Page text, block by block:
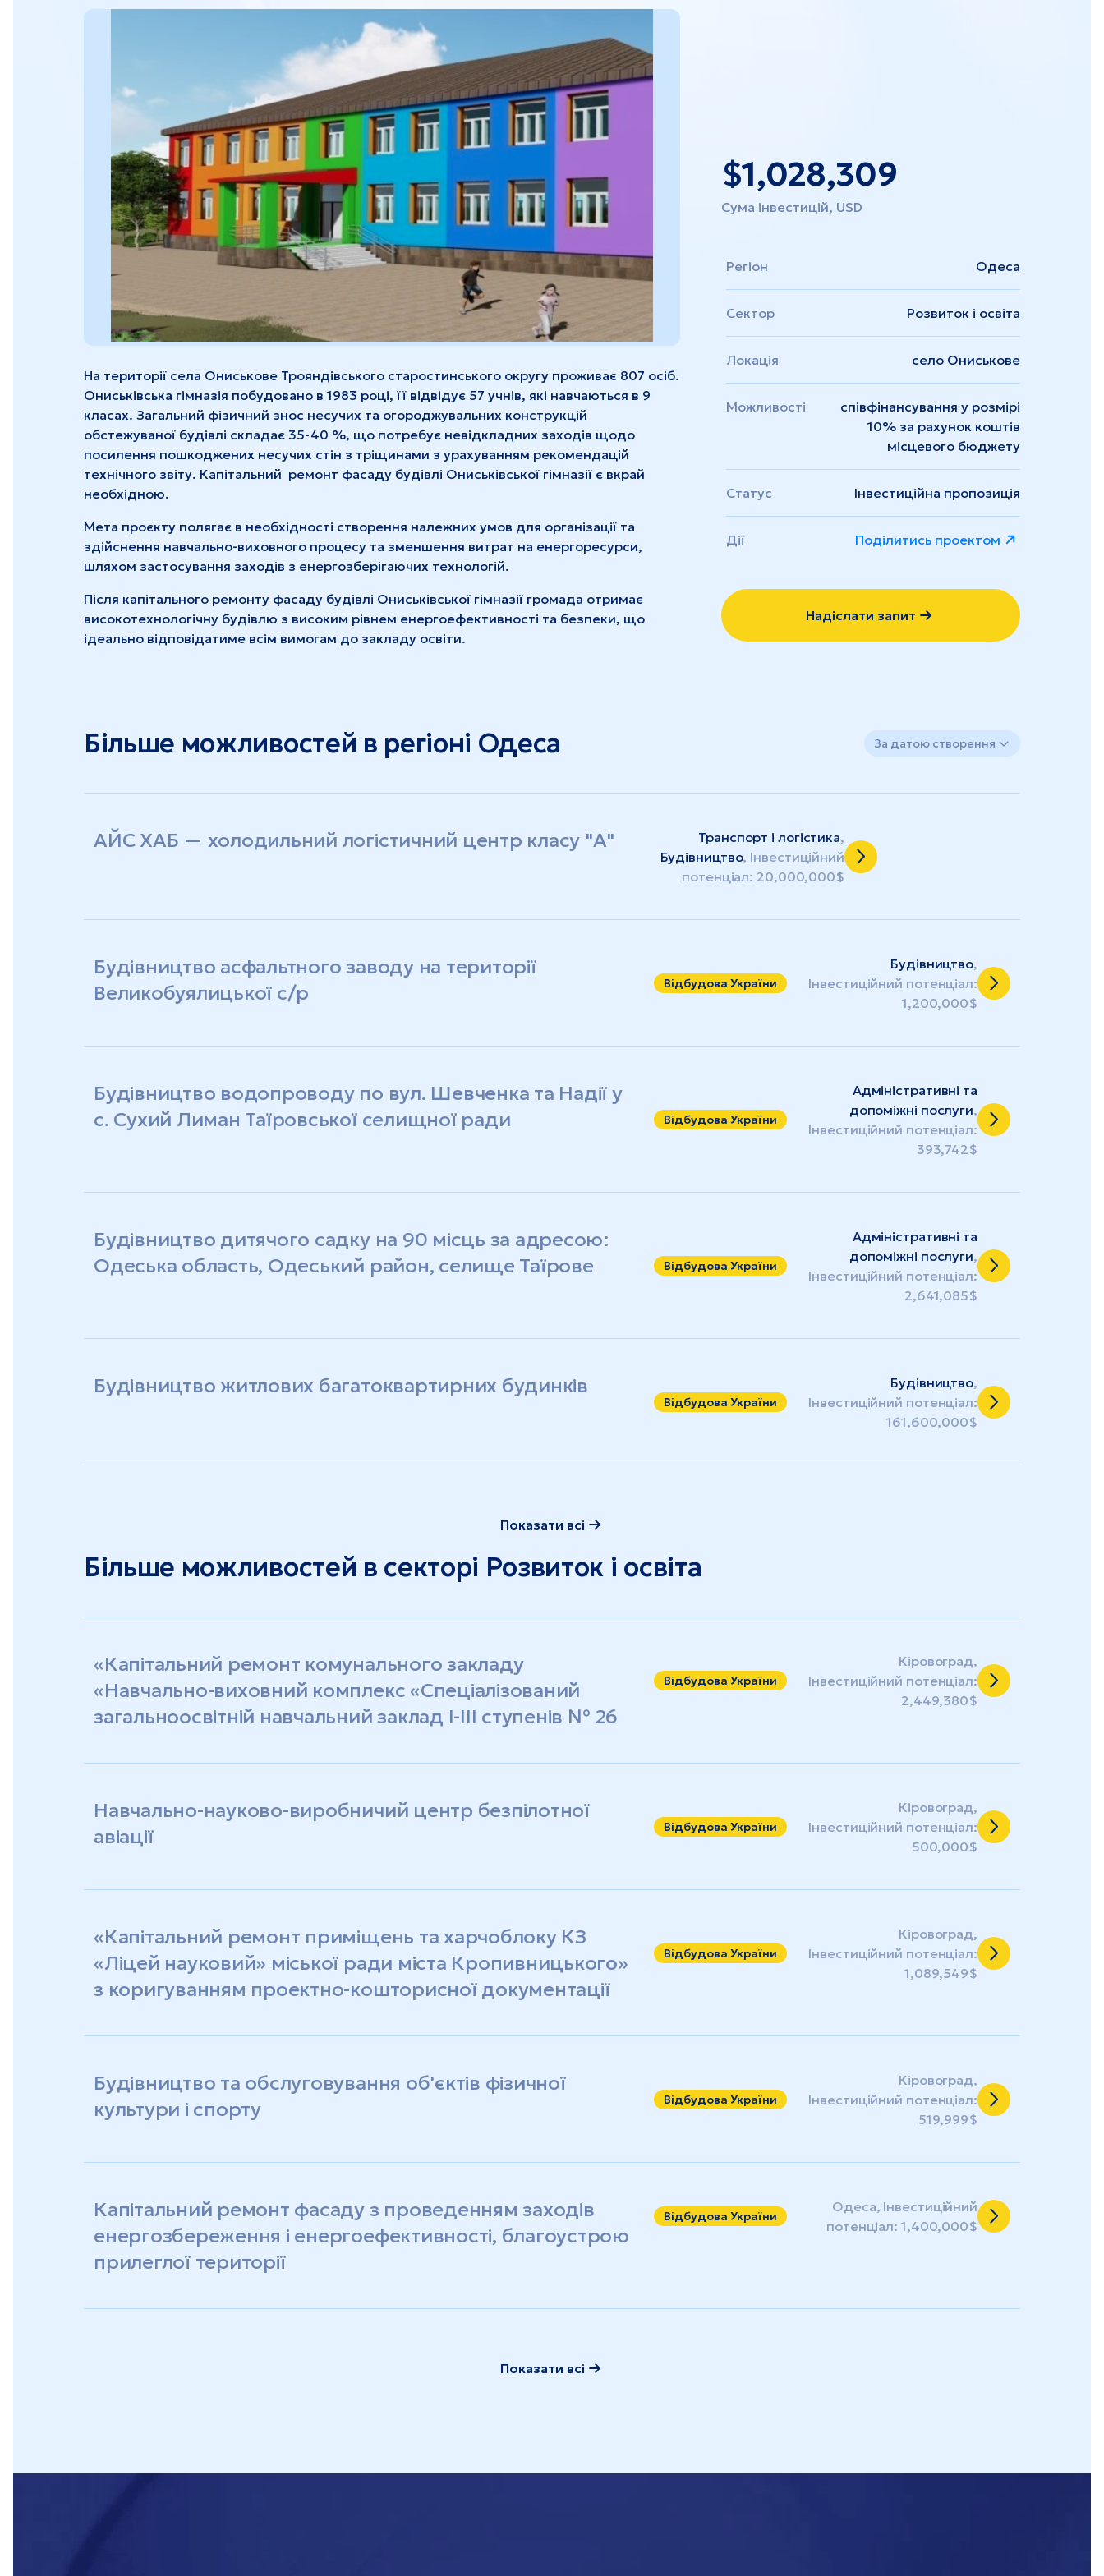
Севастополь
Чернівці
Житомир
Показати всі проекти
На території села Ониськове Трояндівського старостинського округу проживає 807 осіб.
Ониськівська гімназія побудовано в 1983 році, її відвідує 57 учнів, які навчаються в 9
класах. Загальний фізичний знос несучих та огороджувальних конструкцій
обстежуваної будівлі складає 35-40 %, що потребує невідкладних заходів щодо
посилення пошкоджених несучих стін з тріщинами з урахуванням рекомендацій
технічного звіту. Капітальний ремонт фасаду будівлі Ониськівської гімназії є вкрай
необхідною.
Мета проєкту полягає в необхідності створення належних умов для організації та
здійснення навчально-виховного процесу та зменшення витрат на енергоресурси,
шляхом застосування заходів з енергозберігаючих технологій.
Після капітального ремонту фасаду будівлі Ониськівської гімназії громада отримає
високотехнологічну будівлю з високим рівнем енергоефективності та безпеки, що
ідеально відповідатиме всім вимогам до закладу освіти.
$1,028,309
Сума інвестицій, USD
Регіон Одеса
Сектор Розвиток і освіта
Локація село Ониськове
Можливості
співфінансування у розмірі
10% за рахунок коштів
місцевого бюджету
Статус Інвестиційна пропозиція
Дії Поділитись проектом
Надіслати запит
Більше можливостей в регіоні Одеса За датою створення
АЙС ХАБ — холодильний логістичний центр класу "А" Транспорт і логістика,
Будівництво, Інвестиційний
потенціал: 20,000,000$
Будівництво асфальтного заводу на території
Великобуялицької с/р
Відбудова України
Будівництво,
Інвестиційний потенціал:
1,200,000$
Будівництво водопроводу по вул. Шевченка та Надії у
с. Сухий Лиман Таїровської селищної ради
Відбудова України
Адміністративні та
допоміжні послуги,
Інвестиційний потенціал:
393,742$
Будівництво дитячого садку на 90 місць за адресою:
Одеська область, Одеський район, селище Таїрове
Відбудова України
Адміністративні та
допоміжні послуги,
Інвестиційний потенціал:
2,641,085$
Будівництво житлових багатоквартирних будинків
Відбудова України
Будівництво,
Інвестиційний потенціал:
161,600,000$
Показати всі
Більше можливостей в секторі Розвиток і освіта
«Капітальний ремонт комунального закладу
«Навчально-виховний комплекс «Спеціалізований
загальноосвітній навчальний заклад І-ІІІ ступенів № 26
Відбудова України
Кіровоград,
Інвестиційний потенціал:
2,449,380$
Навчально-науково-виробничий центр безпілотної
авіації
Відбудова України
Кіровоград,
Інвестиційний потенціал:
500,000$
«Капітальний ремонт приміщень та харчоблоку КЗ
«Ліцей науковий» міської ради міста Кропивницького»
з коригуванням проектно-кошторисної документації
Відбудова України
Кіровоград,
Інвестиційний потенціал:
1,089,549$
Будівництво та обслуговування об'єктів фізичної
культури і спорту
Відбудова України
Кіровоград,
Інвестиційний потенціал:
519,999$
Капітальний ремонт фасаду з проведенням заходів
енергозбереження і енергоефективності, благоустрою
прилеглої території
Відбудова України
Одеса, Інвестиційний
потенціал: 1,400,000$
Показати всі